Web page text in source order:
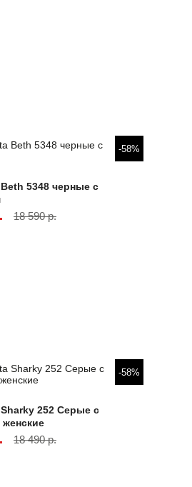
-58%
5348 черные с
18 590 р.
-58%
252 Серые с
18 490 р.